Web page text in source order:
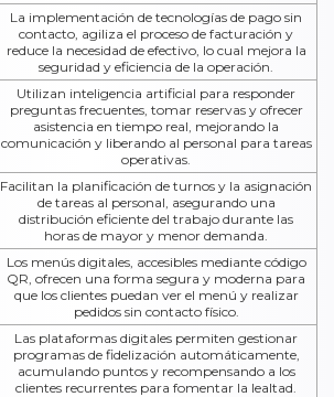
La implementación de tecnologías de pago sin
contacto, agiliza el proceso de facturación y
reduce la necesidad de efectivo, lo cual mejora la
seguridad y eficiencia de la operación.
Utilizan inteligencia artificial para responder
preguntas frecuentes, tomar reservas y ofrecer
asistencia en tiempo real, mejorando la
comunicación y liberando al personal para tareas
operativas.
Facilitan la planificación de turnos y la asignación
de tareas al personal, asegurando una
distribución eficiente del trabajo durante las
horas de mayor y menor demanda.
Los menús digitales, accesibles mediante código
QR, ofrecen una forma segura y moderna para
que los clientes puedan ver el menú y realizar
pedidos sin contacto físico.
Las plataformas digitales permiten gestionar
programas de fidelización automáticamente,
acumulando puntos y recompensando a los
clientes recurrentes para fomentar la lealtad.